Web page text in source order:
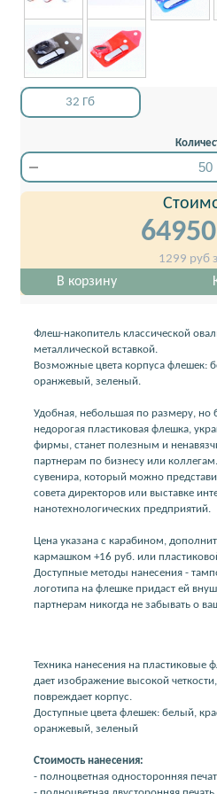
32 Гб
64950
1299 руб
В корзину
Флеш-накопитель классической
металлической вставкой.
Возможные цвета корпуса флешек:
оранжевый, зеленый.
Удобная, небольшая по размеру, но
недорогая пластиковая флешка,
фирмы, станет полезным и
партнерам по бизнесу или
сувенира, который можно
совета директоров или выставке
нанотехнологических предприятий.
Цена указана с карабином,
кармашком +16 руб. или
Доступные методы нанесения -
логотипа на флешке придаст ей
партнерам никогда не забывать о
Техника нанесения на пластиковые
дает изображение высокой
повреждает корпус.
Доступные цвета флешек: белый,
оранжевый, зеленый
Стоимость нанесения:
- полноцветная односторонняя